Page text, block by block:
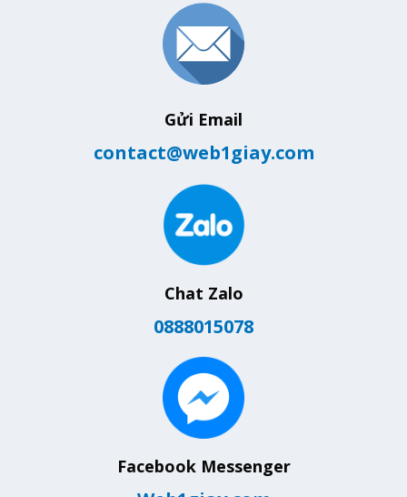
Gửi Email
contact@web1giay.com
Chat Zalo
0888015078
Facebook Messenger